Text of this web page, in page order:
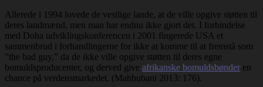
Allerede i 1994 lovede de vestlige lande, at de ville opgive støtten til
deres landmænd, men man har endnu ikke gjort det. I forbindelse
med Doha udviklingskonferencen i 2001 fingerede USA et
sammenbrud i forhandlingerne for ikke at komme til at fremstå som
”the bad guy,” da de ikke ville opgive støtten til deres egne
bomuldsproducenter, og derved give afrikanske bomuldsbønder en
chance på verdensmarkedet. (Mahbubani 2013: 176).